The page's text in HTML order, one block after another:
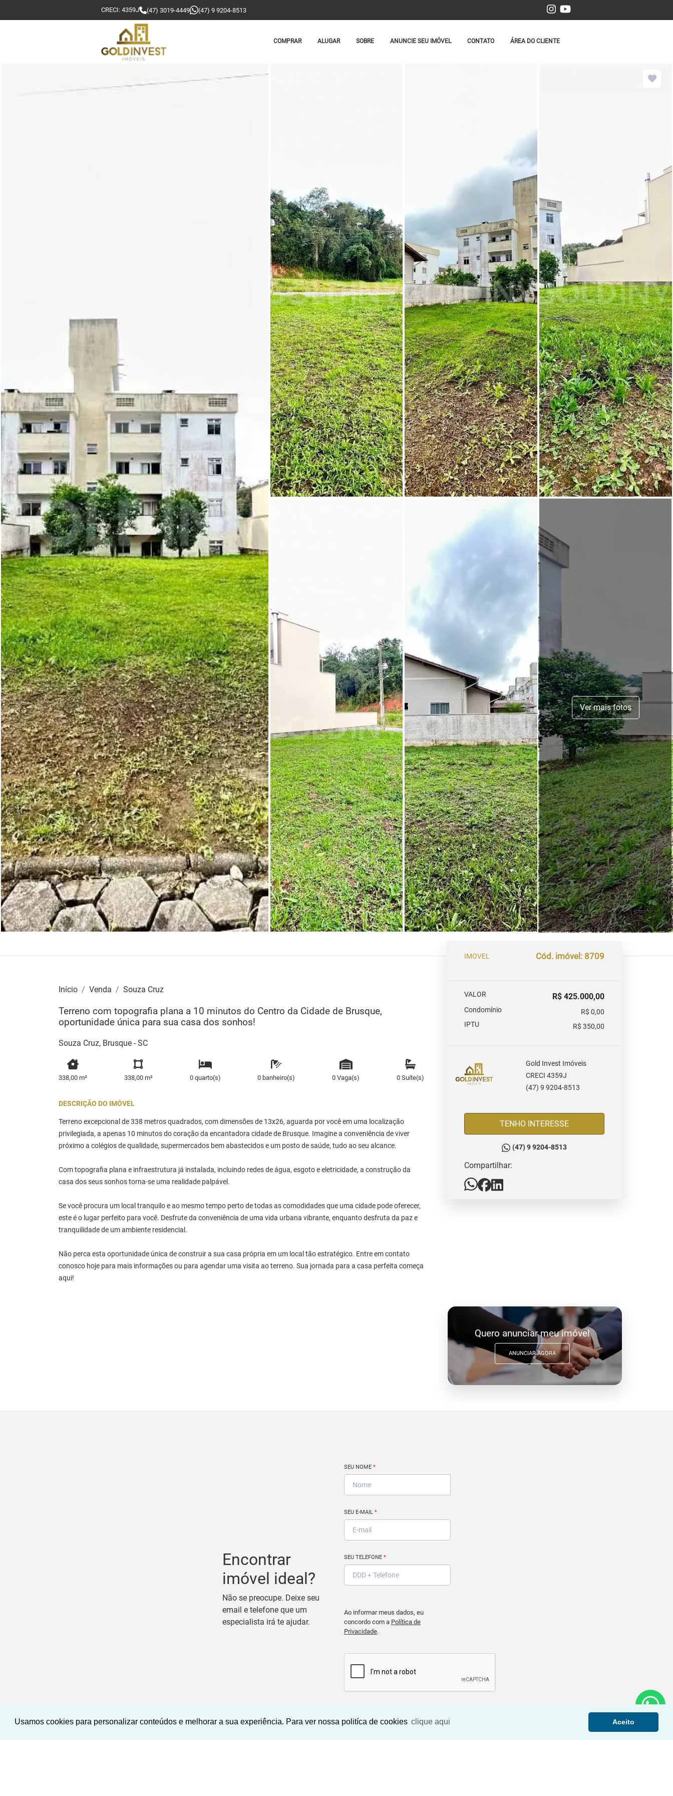
Usamos cookies para personalizar conteúdos e melhorar a sua experiência. Para ver nossa politíca de cookies clique aqui Aceito
CRECI: 4359J (47) 3019-4449 (47) 9 9204-8513
COMPRAR ALUGAR SOBRE ANUNCIE SEU IMÓVEL CONTATO ÁREA DO CLIENTE
Ver mais fotos
Início Venda Souza Cruz
Terreno com topografia plana a 10 minutos do Centro da Cidade de Brusque,
oportunidade única para sua casa dos sonhos!
Souza Cruz, Brusque - SC
338,00 m² 338,00 m² 0 quarto(s) 0 banheiro(s) 0 Vaga(s) 0 Suíte(s)
DESCRIÇÃO DO IMÓVEL
Terreno excepcional de 338 metros quadrados, com dimensões de 13x26, aguarda por você em uma localização
privilegiada, a apenas 10 minutos do coração da encantadora cidade de Brusque. Imagine a conveniência de viver
próximo a colégios de qualidade, supermercados bem abastecidos e um posto de saúde, tudo ao seu alcance.
Com topografia plana e infraestrutura já instalada, incluindo redes de água, esgoto e eletricidade, a construção da
casa dos seus sonhos torna-se uma realidade palpável.
Se você procura um local tranquilo e ao mesmo tempo perto de todas as comodidades que uma cidade pode oferecer,
este é o lugar perfeito para você. Desfrute da conveniência de uma vida urbana vibrante, enquanto desfruta da paz e
tranquilidade de um ambiente residencial.
Não perca esta oportunidade única de construir a sua casa própria em um local tão estratégico. Entre em contato
conosco hoje para mais informações ou para agendar uma visita ao terreno. Sua jornada para a casa perfeita começa
aqui!
IMOVEL Cód. imóvel: 8709
VALOR R$ 425.000,00
Condomínio
R$ 0,00
IPTU
R$ 350,00
Gold Invest Imóveis
CRECI 4359J
(47) 9 9204-8513
TENHO INTERESSE
(47) 9 9204-8513
Compartilhar:
Quero anunciar meu imóvel
ANUNCIAR AGORA
Encontrar
imóvel ideal?
Não se preocupe. Deixe seu
email e telefone que um
especialista irá te ajudar.
SEU NOME *
SEU E-MAIL *
SEU TELEFONE *
Ao informar meus dados, eu
concordo com a Política de
Privacidade.